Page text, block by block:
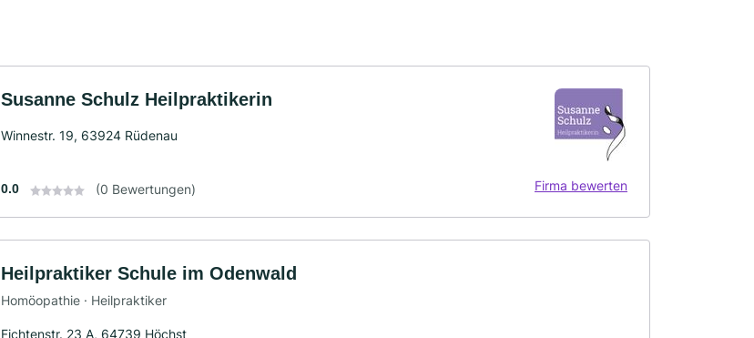
Susanne Schulz Heilpraktikerin
Winnestr. 19, 63924 Rüdenau
0.0 (0 Bewertungen) Firma bewerten
Heilpraktiker Schule im Odenwald
Homöopathie · Heilpraktiker
Fichtenstr. 23 A, 64739 Höchst